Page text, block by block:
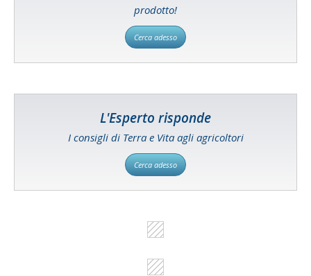
prodotto!
Cerca adesso
L'Esperto risponde
I consigli di Terra e Vita agli agricoltori
Cerca adesso